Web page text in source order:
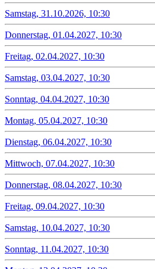
Samstag, 31.10.2026, 10:30
Donnerstag, 01.04.2027, 10:30
Freitag, 02.04.2027, 10:30
Samstag, 03.04.2027, 10:30
Sonntag, 04.04.2027, 10:30
Montag, 05.04.2027, 10:30
Dienstag, 06.04.2027, 10:30
Mittwoch, 07.04.2027, 10:30
Donnerstag, 08.04.2027, 10:30
Freitag, 09.04.2027, 10:30
Samstag, 10.04.2027, 10:30
Sonntag, 11.04.2027, 10:30